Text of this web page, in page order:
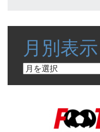
月別表示
月